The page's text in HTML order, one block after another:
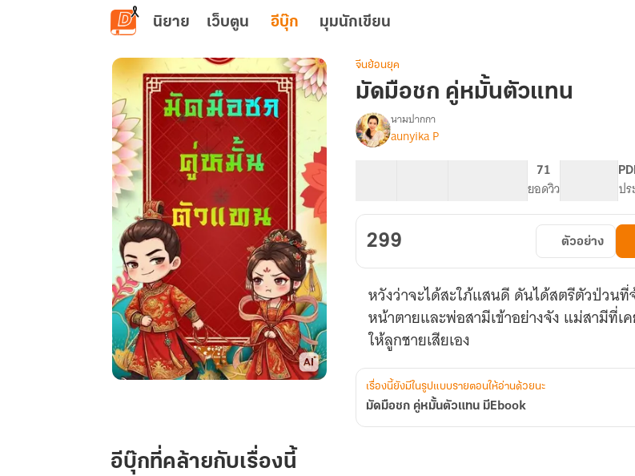
ข้ามไปยังเนื้อหาหลัก
นิยาย เว็บตูน อีบุ๊ก มุมนักเขียน
คู่
หมั้น
จีนย้อนยุค
มัดมือชก คู่หมั้นตัวแทน
เรื่อง
มัด
หมั้น
ตัวแทน
มีEbook
นามปากกา
aunyika P
71
ยอดวิว ป
299 ตัวอย่าง
หวังว่าจะได้สะใภ้แสนดี ดันได้สตรีตัวป่ว
หน้าตายและพ่อสามีเข้าอย่างจัง แม่สามีที่เ
ให้ลูกชายเสียเอง
เรื่องนี้ยังมีในรูปแบบรายตอนให้อ่านด้วยนะ
มัดมือชก คู่หมั้นตัวแทน มีEbook
อีบุ๊กที่คล้ายกับเรื่องนี้